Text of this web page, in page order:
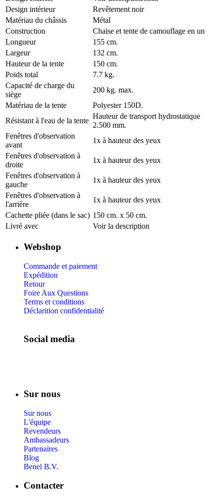
Design intérieur
Revêtement noir
Matériau du châssis
Métal
Construction
Chaise et tente de camouflage en un
Longueur
155 cm.
Largeur
132 cm.
Hauteur de la tente
150 cm.
Poids total
7.7 kg.
Capacité de charge du
siège
200 kg. max.
Matériau de la tente
Polyester 150D.
Résistant à l'eau de la tente
Hauteur de transport hydrostatique
2.500 mm.
Fenêtres d'observation
avant
1x à hauteur des yeux
Fenêtres d'observation à
droite
1x à hauteur des yeux
Fenêtres d'observation à
gauche
1x à hauteur des yeux
Fenêtres d'observation à
l'arrière
1x à hauteur des yeux
Cachette pliée (dans le sac) 150 cm. x 50 cm.
Livré avec
Voir la description
Webshop
Commande et paiement
Expédition
Retour
Foire Aux Questions
Terms et conditions
Déclarition confidentialité
Social media
Sur nous
Sur nous
L'équipe
Revendeurs
Ambassadeurs
Partenaires
Blog
Benel B.V.
Contacter